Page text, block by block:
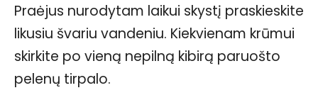
Praėjus nurodytam laikui skystį praskieskite
likusiu švariu vandeniu. Kiekvienam krūmui
skirkite po vieną nepilną kibirą paruošto
pelenų tirpalo.